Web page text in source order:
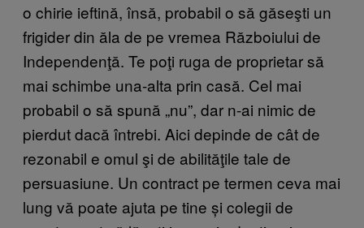
o chirie ieftină, însă, probabil o să găseşti un
frigider din ăla de pe vremea Războiului de
Independenţă. Te poţi ruga de proprietar să
mai schimbe una-alta prin casă. Cel mai
probabil o să spună „nu”, dar n-ai nimic de
pierdut dacă întrebi. Aici depinde de cât de
rezonabil e omul şi de abilităţile tale de
persuasiune. Un contract pe termen ceva mai
lung vă poate ajuta pe tine și colegii de